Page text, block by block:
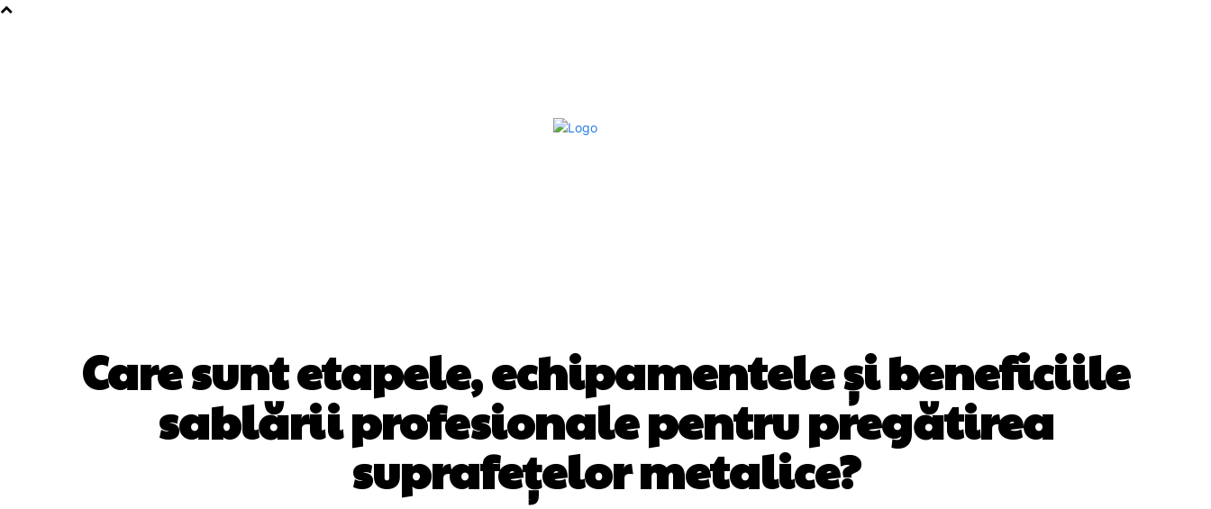
Care sunt etapele, echipamentele și beneficiile
sablării profesionale pentru pregătirea
suprafețelor metalice?